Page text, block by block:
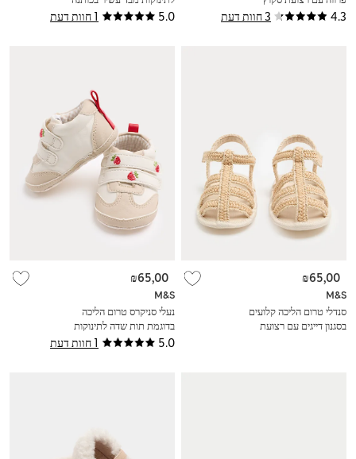
4.3 3 חוות דעת
לתינוקות (0-‏18 חודשים)
5.0 1 חוות דעת
(0‏-2 שנים)
M&S
סנדלי טרום הליכה קלועים
בסגנון דייגים עם רצועת
₪65,00
5.0 1 חוות דעת
M&S
נעלי סניקרס טרום הליכה
בדוגמת תות שדה לתינוקות
(0‏-18 חודשים)
₪65,00